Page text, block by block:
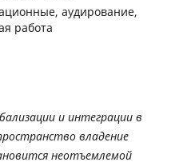
аудирование,
работа
и интеграции в
владение
неотъемлемой